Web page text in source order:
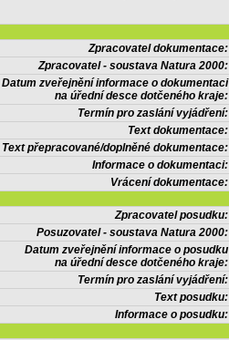
Zpracovatel dokumentace:
Zpracovatel - soustava Natura 2000:
Datum zveřejnění informace o dokumentaci
na úřední desce dotčeného kraje:
Termín pro zaslání vyjádření:
Text dokumentace:
Text přepracované/doplněné dokumentace:
Informace o dokumentaci:
Vrácení dokumentace:
Zpracovatel posudku:
Posuzovatel - soustava Natura 2000:
Datum zveřejnění informace o posudku
na úřední desce dotčeného kraje:
Termín pro zaslání vyjádření:
Text posudku:
Informace o posudku: